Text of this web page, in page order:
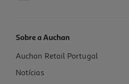
Vinho Tinto Tyto Alba Bio 750ml
13.32 €/Lt
Sobre a Auchan
Auchan Retail Portugal
Notícias